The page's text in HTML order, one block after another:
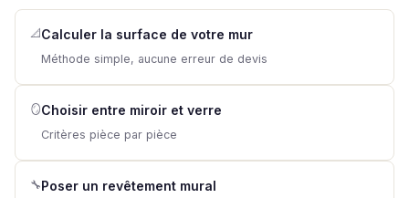
📐 Calculer la surface de votre mur
Méthode simple, aucune erreur de devis
🪞Choisir entre miroir et verre
Critères pièce par pièce
🔧Poser un revêtement mural